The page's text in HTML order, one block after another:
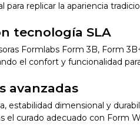
para replicar la apariencia
tecnología SLA
Formlabs Form 3B, Form
el confort y funcionalidad
avanzadas
estabilidad dimensional y
el curado adecuado con Form